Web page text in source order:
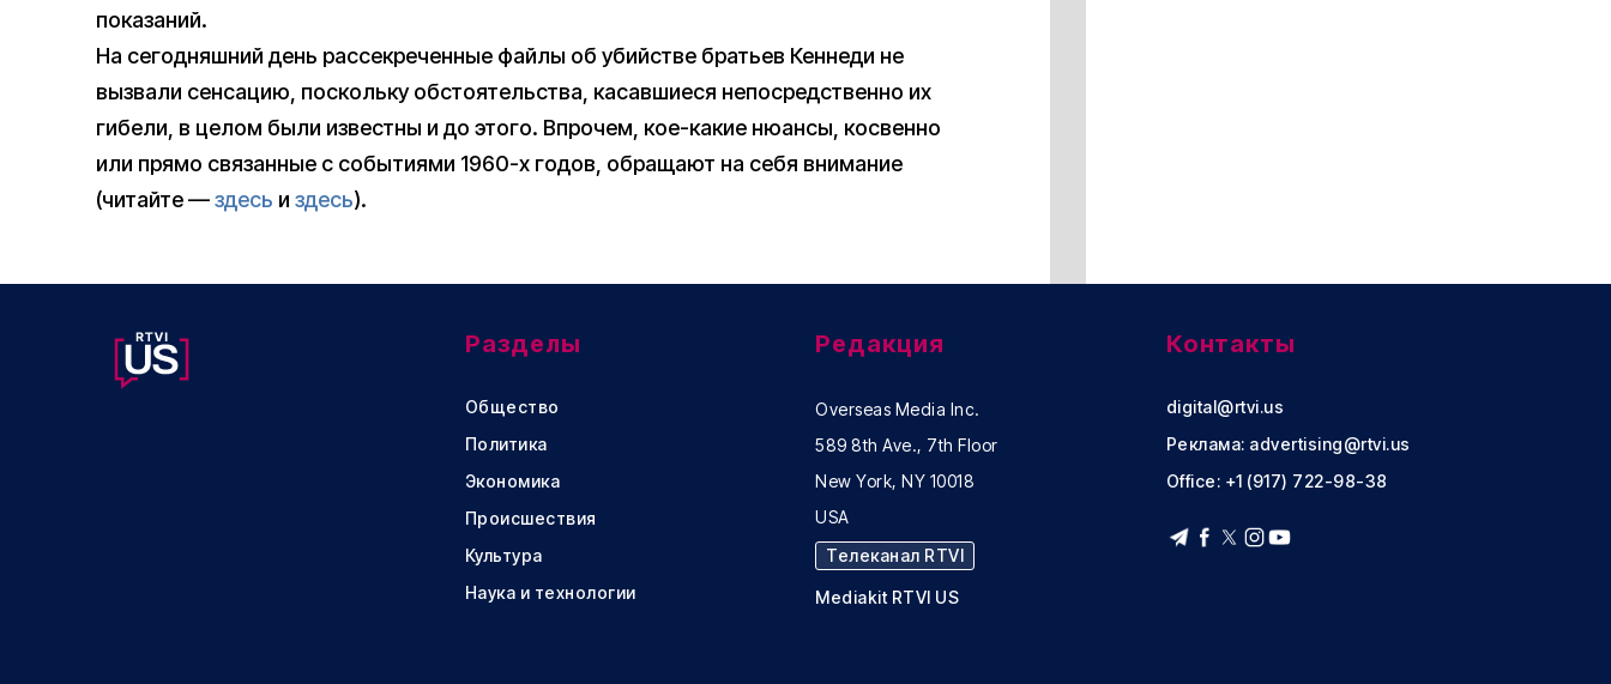
показаний.
На сегодняшний день рассекреченные файлы об убийстве братьев Кеннеди не
вызвали сенсацию, поскольку обстоятельства, касавшиеся непосредственно их
гибели, в целом были известны и до этого. Впрочем, кое-какие нюансы, косвенно
или прямо связанные с событиями 1960-х годов, обращают на себя внимание
(читайте —здесь и здесь).
Разделы
Общество
Политика
Экономика
Происшествия
Культура
Наука и технологии
Редакция
Overseas Media Inc.
589 8th Ave., 7th Floor
New York, NY 10018
USA
Телеканал RTVI
Mediakit RTVI US
Контакты
digital@rtvi.us
Реклама: advertising@rtvi.us
Office: +1 (917) 722-98-38